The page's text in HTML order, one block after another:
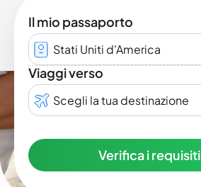
Il mio passaporto
Stati Uniti d'America
Viaggi verso
Scegli la tua destinazione
Verifica i requisiti